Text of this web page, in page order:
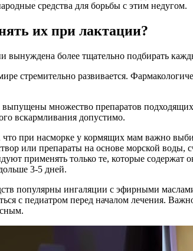
средства для борьбы с этим недугом.
их при лактации?
вынуждена более тщательно подбирать
стремительно развивается.
выпущены множество препаратов
вскармливания допустимо.
при насморке у кормящих мам важно
или препараты на основе морской
применять только те, которые
3-5 дней.
популярны ингаляции с эфирными
с педиатром перед началом лечения.